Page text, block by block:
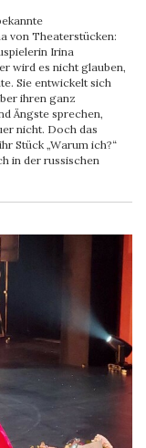
von Theaterstücken:
Irina
wird es nicht glauben,
Sie entwickelt sich
ihren ganz
Ängste sprechen,
nicht. Doch das
Stück „Warum ich?“
in der russischen